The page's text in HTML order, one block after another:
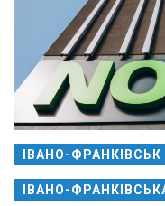
ІВАНО-ФРАНКІВСЬК
ІВАНО-